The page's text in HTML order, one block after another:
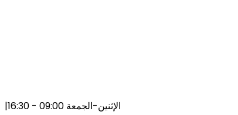
الإثنين-الجمعة 09:00 - 16:30 |